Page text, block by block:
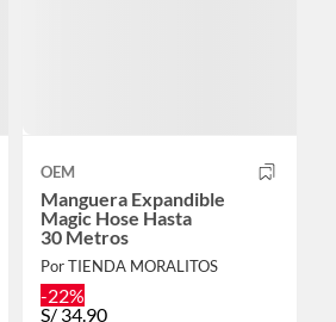
OEM
Manguera Expandible
Magic Hose Hasta
30 Metros
Por TIENDA MORALITOS
-22%
S/34.90